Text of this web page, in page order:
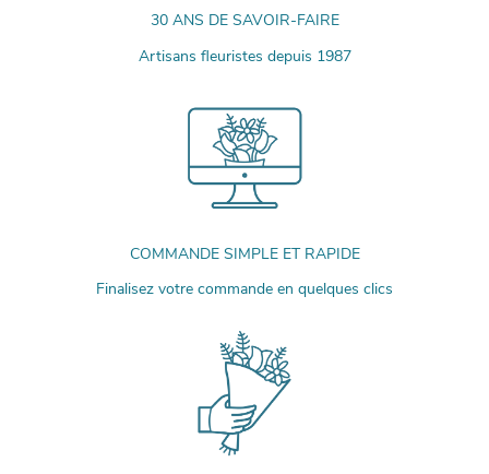
30 ANS DE SAVOIR-FAIRE
Artisans fleuristes depuis 1987
COMMANDE SIMPLE ET RAPIDE
Finalisez votre commande en quelques clics